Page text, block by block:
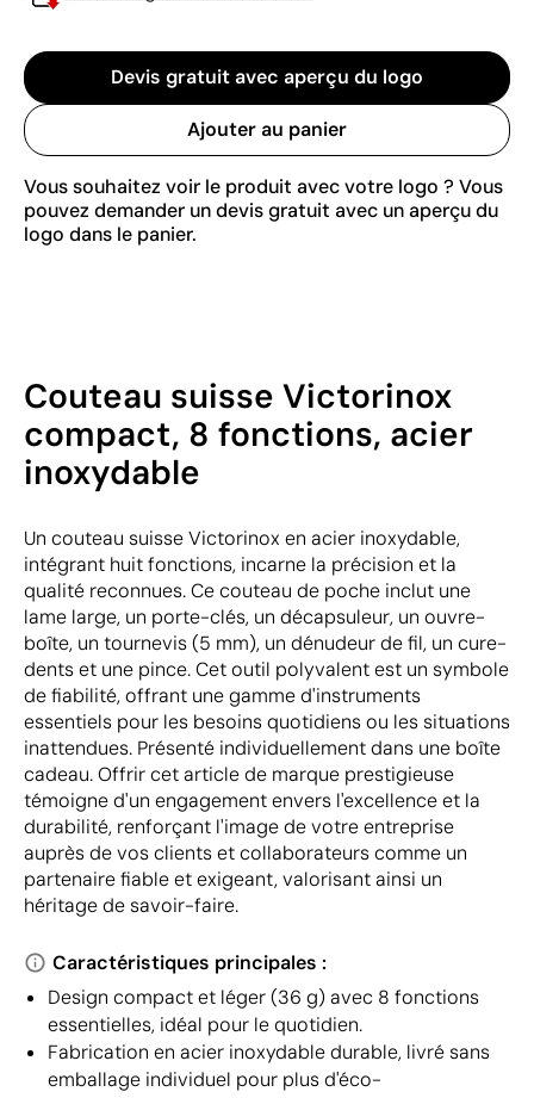
Devis gratuit avec aperçu du logo
Ajouter au panier
Vous souhaitez voir le produit avec votre logo ? Vous
pouvez demander un devis gratuit avec un aperçu du
logo dans le panier.
Couteau suisse Victorinox
compact, 8 fonctions, acier
inoxydable
Un couteau suisse Victorinox en acier inoxydable,
intégrant huit fonctions, incarne la précision et la
qualité reconnues. Ce couteau de poche inclut une
lame large, un porte-clés, un décapsuleur, un ouvre-
boîte, un tournevis (5 mm), un dénudeur de fil, un cure-
dents et une pince. Cet outil polyvalent est un symbole
de fiabilité, offrant une gamme d'instruments
essentiels pour les besoins quotidiens ou les situations
inattendues. Présenté individuellement dans une boîte
cadeau. Offrir cet article de marque prestigieuse
témoigne d'un engagement envers l'excellence et la
durabilité, renforçant l'image de votre entreprise
auprès de vos clients et collaborateurs comme un
partenaire fiable et exigeant, valorisant ainsi un
héritage de savoir-faire.
Caractéristiques principales :
Design compact et léger (36 g) avec 8 fonctions
essentielles, idéal pour le quotidien.
Fabrication en acier inoxydable durable, livré sans
emballage individuel pour plus d'éco-